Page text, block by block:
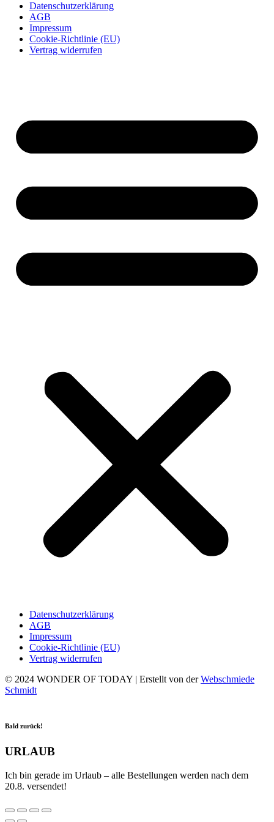
Datenschutzerklärung
AGB
Impressum
Cookie-Richtlinie (EU)
Vertrag widerrufen
Datenschutzerklärung
AGB
Impressum
Cookie-Richtlinie (EU)
Vertrag widerrufen
© 2024 WONDER OF TODAY | Erstellt von derWebschmiede
Schmidt
Bald zurück!
URLAUB
Ich bin gerade im Urlaub – alle Bestellungen werden nach dem
20.8. versendet!